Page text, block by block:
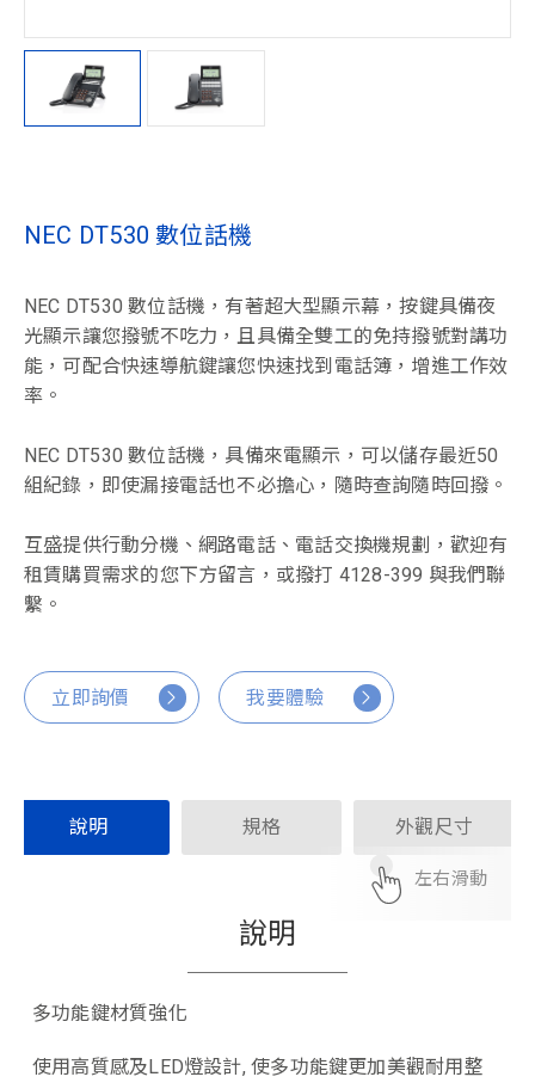
NEC DT530 數位話機
NEC DT530 數位話機，有著超大型顯示幕，按鍵具備夜
光顯示讓您撥號不吃力，且具備全雙工的免持撥號對講功
能，可配合快速導航鍵讓您快速找到電話簿，增進工作效
率。
NEC DT530 數位話機，具備來電顯示，可以儲存最近50
組紀錄，即使漏接電話也不必擔心，隨時查詢隨時回撥。
互盛提供行動分機、網路電話、電話交換機規劃，歡迎有
租賃購買需求的您下方留言，或撥打 4128-399 與我們聯
繫。
立即詢價 我要體驗
說明 規格 外觀尺寸
左右滑動
說明
多功能鍵材質強化
使用高質感及LED燈設計, 使多功能鍵更加美觀耐用整